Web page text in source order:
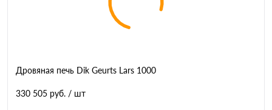
Дровяная печь Dik Geurts Lars 1000
330 505 руб. / шт